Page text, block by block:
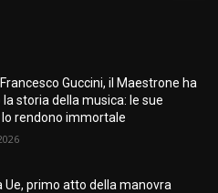
Guccini, il Maestrone ha
storia della musica: le sue
rendono immortale
Ue, primo atto della manovra